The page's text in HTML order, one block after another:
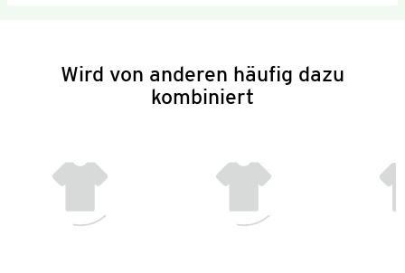
Wird von anderen häufig dazu
kombiniert